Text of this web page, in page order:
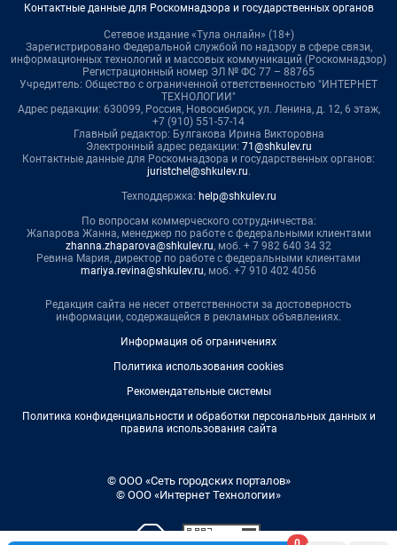
Контактные данные для Роскомнадзора и государственных органов
Сетевое издание «Тула онлайн» (18+)
Зарегистрировано Федеральной службой по надзору в сфере связи,
информационных технологий и массовых коммуникаций (Роскомнадзор)
Регистрационный номер ЭЛ № ФС 77 – 88765
Учредитель: Общество с ограниченной ответственностью "ИНТЕРНЕТ
ТЕХНОЛОГИИ"
Адрес редакции: 630099, Россия, Новосибирск, ул. Ленина, д. 12, 6 этаж,
+7 (910) 551-57-14
Главный редактор: Булгакова Ирина Викторовна
Электронный адрес редакции: 71@shkulev.ru
Контактные данные для Роскомнадзора и государственных органов:
juristchel@shkulev.ru.
Техподдержка: help@shkulev.ru
По вопросам коммерческого сотрудничества:
Жапарова Жанна, менеджер по работе с федеральными клиентами
zhanna.zhaparova@shkulev.ru, моб. + 7 982 640 34 32
Ревина Мария, директор по работе с федеральными клиентами
mariya.revina@shkulev.ru, моб. +7 910 402 4056
Редакция сайта не несет ответственности за достоверность
информации, содержащейся в рекламных объявлениях.
Информация об ограничениях
Политика использования cookies
Рекомендательные системы
Политика конфиденциальности и обработки персональных данных и
правила использования сайта
© ООО «Сеть городских порталов»
© ООО «Интернет Технологии»